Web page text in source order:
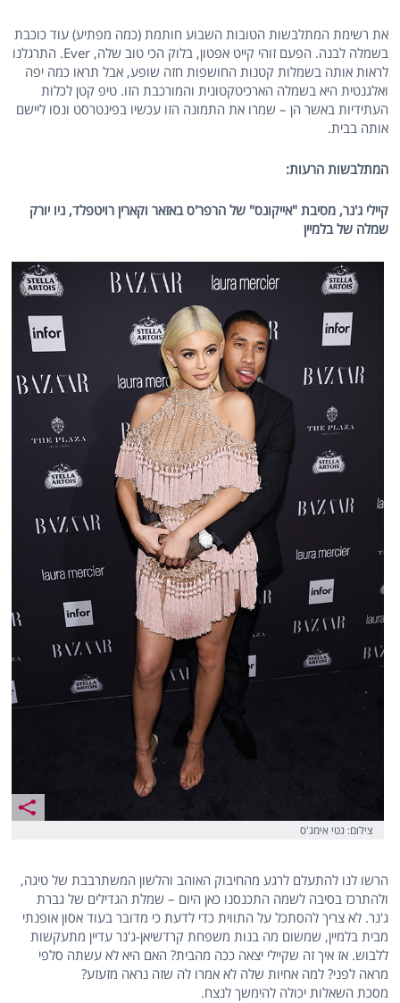
את רשימת המתלבשות הטובות השבוע חותמת (כמה מפתיע) עוד כוכבת
בשמלה לבנה. הפעם זוהי קייט אפטון, בלוק הכי טוב שלה, Ever. התרגלנו
לראות אותה בשמלות קטנות החושפות חזה שופע, אבל תראו כמה יפה
ואלגנטית היא בשמלה הארכיטקטונית והמורכבת הזו. טיפ קטן לכלות
העתידיות באשר הן – שמרו את התמונה הזו עכשיו בפינטרסט ונסו ליישם
אותה בבית.
המתלבשות הרעות:
קיילי ג'נר, מסיבת "אייקונס" של הרפר'ס באזאר וקארין רויטפלד, ניו יורק
שמלה של בלמיין
צילום: גטי אימג'ס
הרשו לנו להתעלם לרגע מהחיבוק האוהב והלשון המשתרבבת של טיגה,
ולהתרכז בסיבה לשמה התכנסנו כאן היום – שמלת הגדילים של גברת
ג'נר. לא צריך להסתכל על התווית כדי לדעת כי מדובר בעוד אסון אופנתי
מבית בלמיין, שמשום מה בנות משפחת קרדשיאן-ג'נר עדיין מתעקשות
ללבוש. אז איך זה שקיילי יצאה ככה מהבית? האם היא לא עשתה סלפי
מראה לפני? למה אחיות שלה לא אמרו לה שזה נראה מזעזע?
מסכת השאלות יכולה להימשך לנצח.